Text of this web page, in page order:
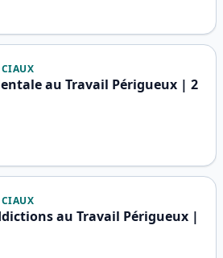
au Travail Périgueux | 2
au Travail Périgueux |